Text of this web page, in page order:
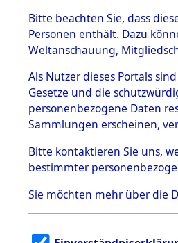
1.
Inhaftierungsdoku
mente
1.2.9 Beim ITS
Effekten
1.2.9.1
Effekten aus
dem KZ
Dachau
1.2.9.2
Effekten aus
dem KZ
Bayerisches
1.2.9.3
Bitte beachten Sie, dass
Personen enthält. Dazu
Weltanschauung,
Als Nutzer dieses Portals
Gesetze und die
personenbezogene Daten
Sammlungen erscheinen,
Bitte kontaktieren Sie uns,
bestimmter
Sie möchten mehr über die